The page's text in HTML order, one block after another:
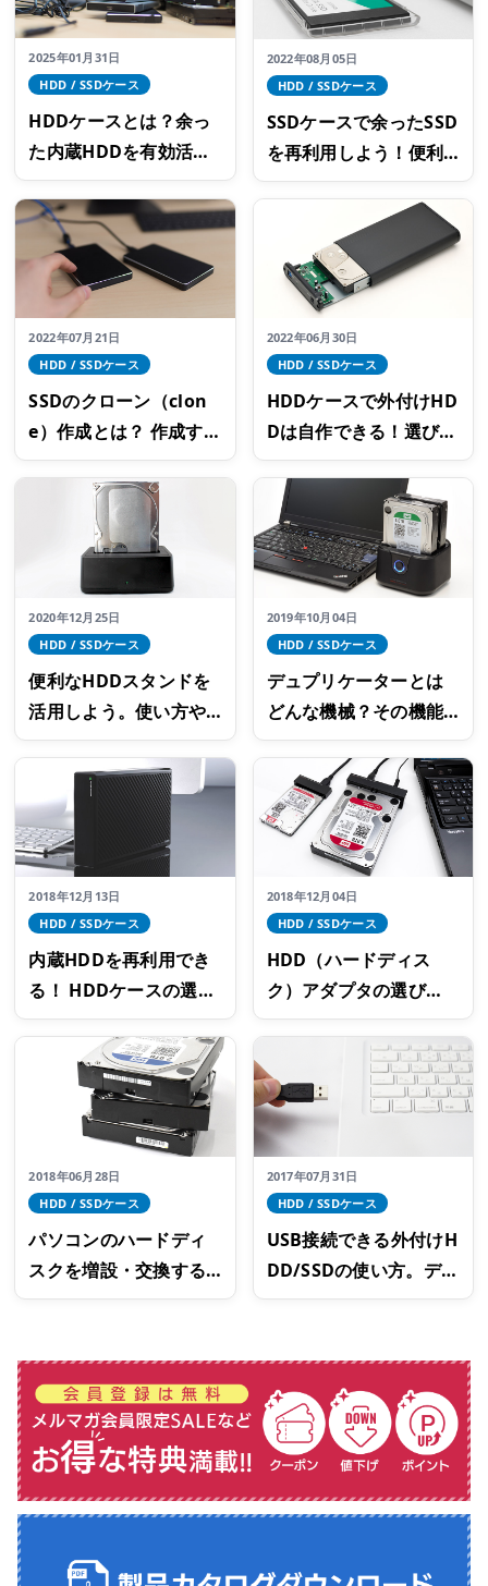
2025年01月31日
HDD / SSDケース
HDDケースとは？余っ
た内蔵HDDを有効活用
したい時におすすめ！
2022年08月05日
HDD / SSDケース
SSDケースで余ったSSD
を再利用しよう！便利
に使えるおすすめ商品
2022年07月21日
HDD / SSDケース
SSDのクローン（clon
e）作成とは？ 作成する
必要性と注意点
2022年06月30日
HDD / SSDケース
HDDケースで外付けHD
Dは自作できる！選び方
のコツとロジテックの
おすすめ商品
2020年12月25日
HDD / SSDケース
便利なHDDスタンドを
活用しよう。使い方や
選び方などをご紹介
2019年10月04日
HDD / SSDケース
デュプリケーターとは
どんな機械？その機能
と使用するメリットと
2018年12月13日
HDD / SSDケース
内蔵HDDを再利用でき
る！ HDDケースの選び
方とおすすめモデル
2018年12月04日
HDD / SSDケース
HDD（ハードディス
ク）アダプタの選び
方！購入前に要チェッ
2018年06月28日
HDD / SSDケース
パソコンのハードディ
スクを増設・交換する
よりも簡単なUSB HDD
2017年07月31日
HDD / SSDケース
USB接続できる外付けH
DD/SSDの使い方。デー
タの読み書きを高速化